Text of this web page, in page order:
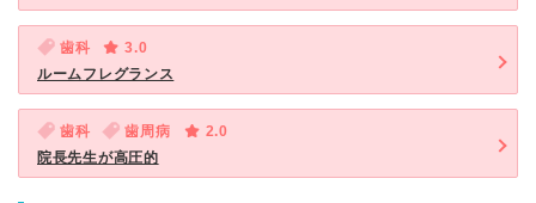
歯科
3.0
ルームフレグランス
歯科 歯周病
2.0
院長先生が高圧的